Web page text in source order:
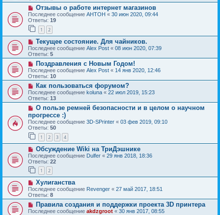
Отзывы о работе интернет магазинов
Последнее сообщение AHTOH « 30 июн 2020, 09:44
Ответы: 19
1 2
Текущее состояние. Для чайников.
Последнее сообщение Alex Post « 08 июн 2020, 07:39
Ответы: 5
Поздравления с Новым Годом!
Последнее сообщение Alex Post « 14 янв 2020, 12:46
Ответы: 10
Как пользоваться форумом?
Последнее сообщение koluna « 22 июл 2019, 15:23
Ответы: 13
О пользе ремней безопасности и в целом о научном
прогрессе :)
Последнее сообщение 3D-SPrinter « 03 фев 2019, 09:10
Ответы: 50
1 2 3 4
Обсуждение Wiki на ТриДэшнике
Последнее сообщение Dulfer « 29 янв 2018, 18:36
Ответы: 22
1 2
Хулиганства
Последнее сообщение Revenger « 27 май 2017, 18:51
Ответы: 8
Правила создания и поддержки проекта 3D принтера
Последнее сообщение akdzgroot « 30 янв 2017, 08:55